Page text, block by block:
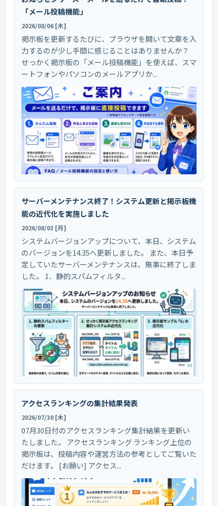
「メール投稿機能」
2026/08/06 [木]
掲示板を更新するたびに、ブラウザを開いて文章を入
力するのが少し手間に感じることはありませんか？
せっかく掲示板の「メール投稿機能」を使えば、スマ
ートフォンやパソコンのメールアプリか...
サーバーメンテナンス終了！システム更新と掲示板機
能の近代化を実施しました
2026/08/03 [月]
システムバージョンアップについて、本日、システム
のバージョンを14.35へ更新しました。 また、本日予
定していたサーバーメンテナンスは、無事に終了しま
した。 1．静的スパムフィルタ...
アクセスランキングの集計結果発表
2026/07/30 [木]
07月30日付のアクセスランキング集計結果を更新い
たしました。 アクセスランキング ランキング上位の
掲示板は、投稿内容や運営方法の参考としてご覧いた
だけます。 [お願い] アクセス...